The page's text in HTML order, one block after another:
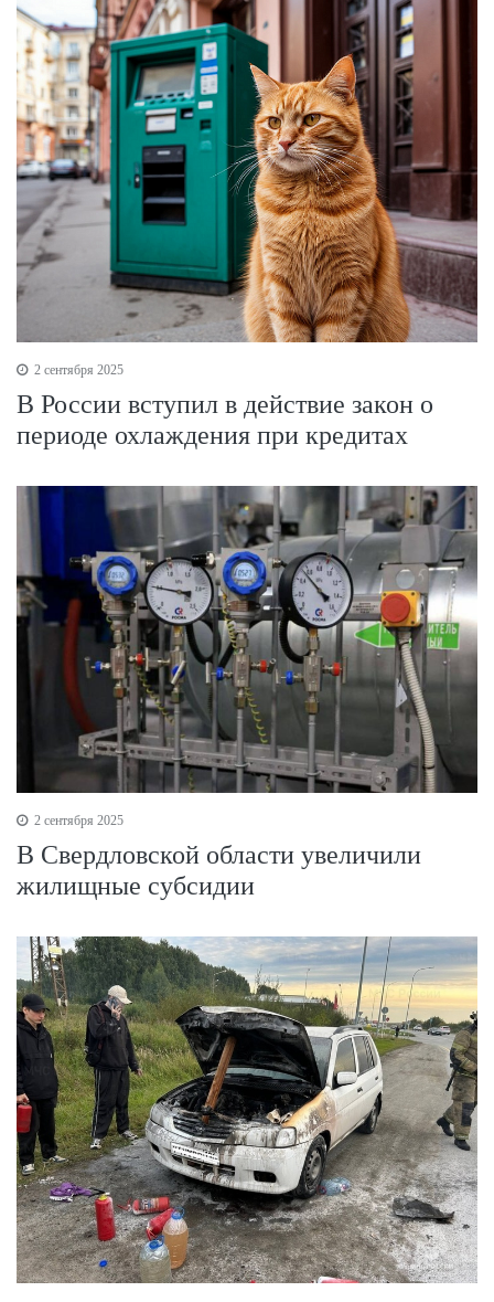
2 сентября 2025
В России вступил в действие закон о
периоде охлаждения при кредитах
2 сентября 2025
В Свердловской области увеличили
жилищные субсидии